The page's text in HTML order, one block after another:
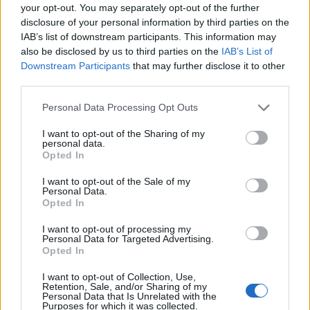
your opt-out. You may separately opt-out of the further
disclosure of your personal information by third parties on the
IAB’s list of downstream participants. This information may
also be disclosed by us to third parties on the IAB’s List of
Downstream Participants that may further disclose it to other
Personal Data Processing Opt Outs
I want to opt-out of the Sharing of my
personal data.
Opted In
I want to opt-out of the Sale of my
Personal Data.
Opted In
I want to opt-out of processing my
Personal Data for Targeted Advertising.
Opted In
I want to opt-out of Collection, Use,
Retention, Sale, and/or Sharing of my
Personal Data that Is Unrelated with the
Purposes for which it was collected.
Elon Musk nuirait gravement à Tesla
selon une étude européenne
Auto Pour Vous 5 août 2026 0
Actus Info